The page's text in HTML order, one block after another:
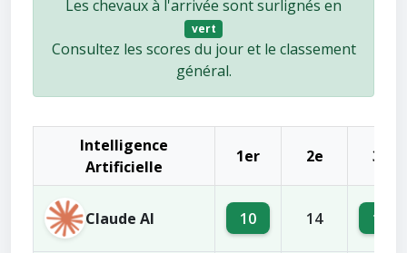
Les chevaux à l'arrivée sont surlignés en
vert
Consultez les scores du jour et le classement
général.
Intelligence
Artificielle
1er 2e 3e
Claude AI 10 14 16